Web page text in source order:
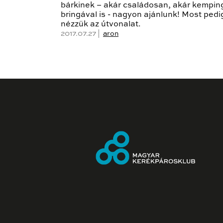
bárkinek – akár családosan, akár
bringával is - nagyon ajánlunk! Most
nézzük az útvonalat.
2017.07.27 | aron